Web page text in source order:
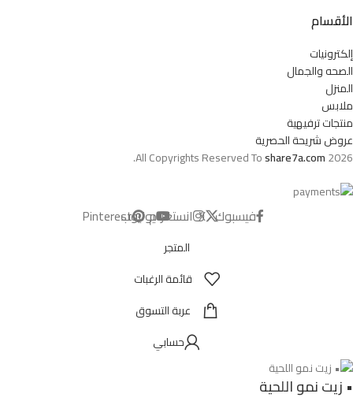
الأقسام
إلكترونيات
الصحه والجمال
المنزل
ملابس
منتجات ترفيهية
عروض شريحة الحصرية
All Copyrights Reserved Toshare7a.com2026.
فيسبوك X انستغراميوتيوبPinterest
المتجر
قائمة الرغبات
عربة التسوق
حسابي
• زيت نمو اللحية